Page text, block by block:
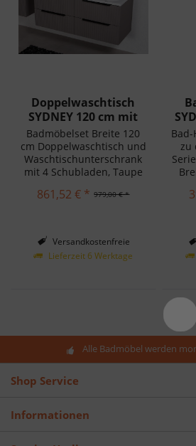
Doppelwaschtisch
SYDNEY 120 cm mit
Unterschrank...
Badmöbelset Breite 120
cm Doppelwaschtisch und
Waschtischunterschrank
mit 4 Schubladen, Taupe
einfache Montage.
979,00 € *
861,52 € *
Versandkostenfreie
Lieferung in Deutschland!
Lieferzeit 6 Werktage
zu
Alle Badmöbel werden
Shop Service
Informationen